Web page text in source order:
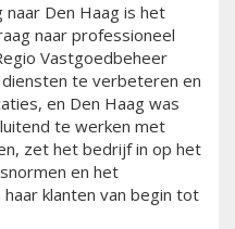
Den Haag is het
naar professioneel
Vastgoedbeheer
te verbeteren en
en Den Haag was
te werken met
zet het bedrijf in op het
en het
klanten van begin tot